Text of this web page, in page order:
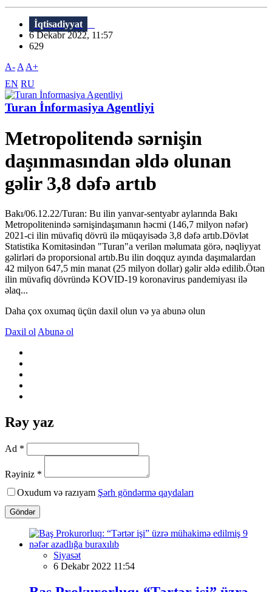
İqtisadiyyat
6 Dekabr 2022, 11:57
629
A- A A+
EN RU
Turan İnformasiya Agentliyi
Metropolitendə sərnişin
daşınmasından əldə olunan
gəlir 3,8 dəfə artıb
Bakı/06.12.22/Turan: Bu ilin yanvar-sentyabr aylarında Bakı
Metropolitenində sərnişindaşımanın həcmi (146,7 milyon nəfər)
2021-ci ilin müvafiq dövrü ilə müqayisədə 3,8 dəfə artıb.Dövlət
Statistika Komitəsindən "Turan"a verilən məlumata görə, nəqliyyat
gəlirləri də proporsional artıb.Bu ilin doqquz ayında daşımalardan
42 milyon 647,5 min manat (25 milyon dollar) gəlir əldə edilib.Ötən
ilin müvafiq dövründə KOVID-19 koronavirus pandemiyası ilə
əlaq...
Daha çox oxumaq üçün daxil olun və ya abunə olun
Daxil ol Abunə ol
Rəy yaz
Ad *
Rəyiniz *
Oxudum və razıyam Şərh göndərmə qaydaları
Göndər
Siyasət
6 Dekabr 2022 11:54